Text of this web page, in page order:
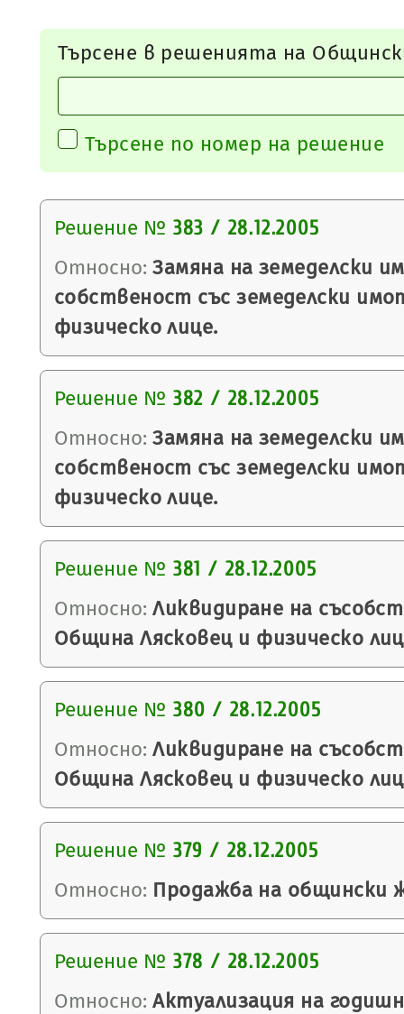
Търсене в решенията на
Търсене по номер на решение
Решение № 383 / 28.12.2005
Относно: Замяна на земеделски
собственост със земеделски
физическо лице.
Решение № 382 / 28.12.2005
Относно: Замяна на земеделски
собственост със земеделски
физическо лице.
Решение № 381 / 28.12.2005
Относно: Ликвидиране на
Община Лясковец и физическо
Решение № 380 / 28.12.2005
Относно: Ликвидиране на
Община Лясковец и физическо
Решение № 379 / 28.12.2005
Относно: Продажба на общински
Решение № 378 / 28.12.2005
Относно: Актуализация на